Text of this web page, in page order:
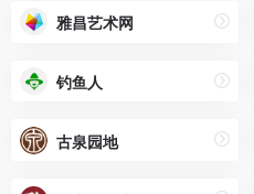
雅昌艺术网
钓鱼人
古泉园地